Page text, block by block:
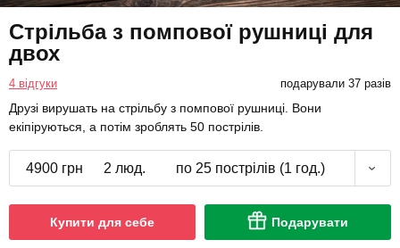
Стрільба з помпової рушниці для
двох
4 відгуки подарували 37 разів
Друзі вирушать на стрільбу з помпової рушниці. Вони
екіпіруються, а потім зроблять 50 пострілів.
4900 грн 2 люд. по 25 пострілів (1 год.)
Купити для себе Подарувати